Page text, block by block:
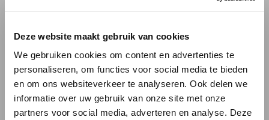
Deze website maakt gebruik van cookies
We gebruiken cookies om content en advertenties te
personaliseren, om functies voor social media te bieden
en om ons websiteverkeer te analyseren. Ook delen we
informatie over uw gebruik van onze site met onze
partners voor social media, adverteren en analyse. Deze
complexiteit prachtig naar voren. Of je nu
deze doordrinkbare IPA past bij elke
gelegenheid. Bestel Oedipus Pais Tropical bij
Bierbink.nl en ervaar waarom deze duurzaam
gebrouwen Solar Session IPA de perfecte